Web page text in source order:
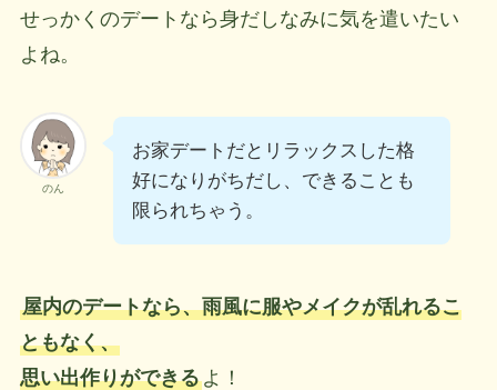
せっかくのデートなら身だしなみに気を遣いたい
よね。
のん
お家デートだとリラックスした格
好になりがちだし、できることも
限られちゃう。
屋内のデートなら、雨風に服やメイクが乱れるこ
ともなく、
思い出作りができるよ！